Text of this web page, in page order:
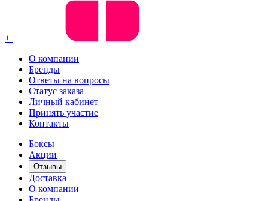
+
О компании
Бренды
Ответы на вопросы
Статус заказа
Личный кабинет
Принять участие
Контакты
Боксы
Акции
Отзывы
Доставка
О компании